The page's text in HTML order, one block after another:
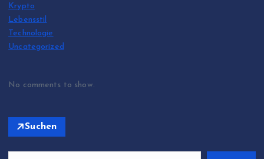
Krypto
Lebensstil
Technologie
Uncategorized
No comments to show.
Suchen